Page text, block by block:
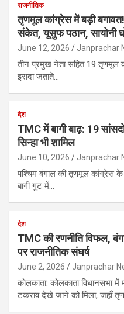
राजनीतिक
तृणमूल कांग्रेस में बड़ी
संकेत, यूसुफ पठान, सायोनी
June 12, 2026 Janprachar
तीन प्रमुख नेता सहित 19 तृणमूल
इरादा जताते…
देश
TMC में बागी बाढ़: 19
सिन्हा भी शामिल
June 10, 2026 Janprachar
पश्चिम बंगाल की तृणमूल कांग्रेस
बागी गुट में…
देश
TMC की रणनीति विफल,
पर राजनीतिक संघर्ष
June 2, 2026 Janprachar
कोलकाता: कोलकाता विधानसभा
टकराव देखे जाने को मिला, जहाँ